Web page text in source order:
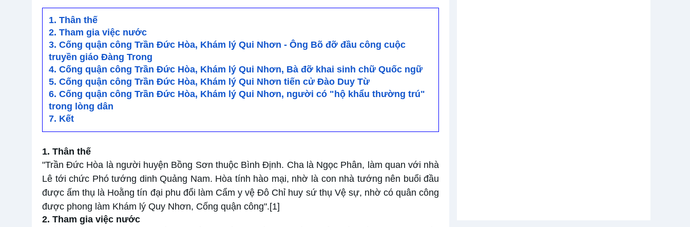
1. Thân thế
2. Tham gia việc nước
3. Cống quận công Trần Đức Hòa, Khám lý Qui Nhơn - Ông Bõ đỡ đầu công cuộc
truyền giáo Đàng Trong
4. Cống quận công Trần Đức Hòa, Khám lý Qui Nhơn, Bà đỡ khai sinh chữ Quốc ngữ
5. Cống quận công Trần Đức Hòa, Khám lý Qui Nhơn tiến cử Đào Duy Từ
6. Cống quận công Trần Đức Hòa, Khám lý Qui Nhơn, người có "hộ khẩu thường trú"
trong lòng dân
7. Kết
1. Thân thế
"Trần Đức Hòa là người huyện Bồng Sơn thuộc Bình Định. Cha là Ngọc Phân, làm quan với nhà
Lê tới chức Phó tướng dinh Quảng Nam. Hòa tính hào mại, nhờ là con nhà tướng nên buổi đầu
được ấm thụ là Hoằng tín đại phu đổi làm Cẩm y vệ Đô Chỉ huy sứ thụ Vệ sự, nhờ có quân công
được phong làm Khám lý Quy Nhơn, Cống quận công".[1]
2. Tham gia việc nước